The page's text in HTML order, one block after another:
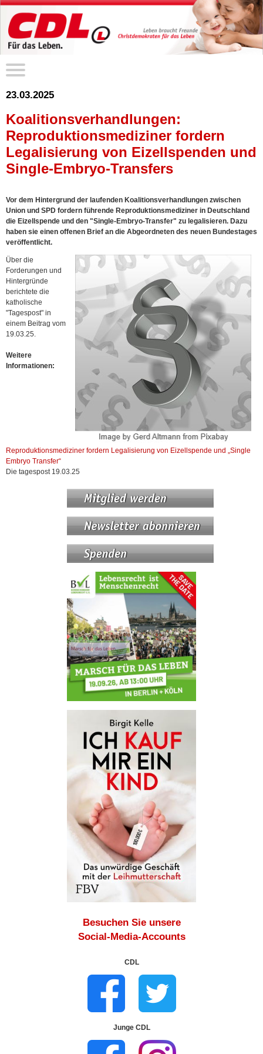
23.03.2025
Koalitionsverhandlungen:
Reproduktionsmediziner fordern
Legalisierung von Eizellspenden und
Single-Embryo-Transfers
Vor dem Hintergrund der laufenden Koalitionsverhandlungen zwischen
Union und SPD fordern führende Reproduktionsmediziner in Deutschland
die Eizellspende und den "Single-Embryo-Transfer" zu legalisieren. Dazu
haben sie einen offenen Brief an die Abgeordneten des neuen Bundestages
veröffentlicht.
Über die
Forderungen und
Hintergründe
berichtete die
katholische
"Tagespost" in
einem Beitrag vom
19.03.25.
Weitere
Informationen:
Reproduktionsmediziner fordern Legalisierung von Eizellspende und „Single
Embryo Transfer“
Die tagespost 19.03.25
Besuchen Sie unsere
Social-Media-Accounts
CDL
Junge CDL